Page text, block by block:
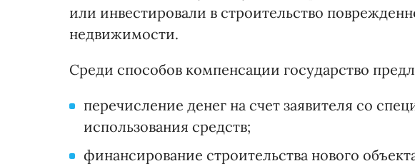
или инвестировали в строительство
недвижимости.
Среди способов компенсации государство
перечисление денег на счет заявителя со
использования средств;
финансирование строительства нового